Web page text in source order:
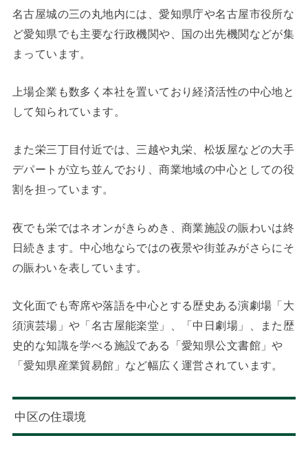
名古屋城の三の丸地内には、愛知県庁や名古屋市役所な
ど愛知県でも主要な行政機関や、国の出先機関などが集
まっています。
上場企業も数多く本社を置いており経済活性の中心地と
して知られています。
また栄三丁目付近では、三越や丸栄、松坂屋などの大手
デパートが立ち並んでおり、商業地域の中心としての役
割を担っています。
夜でも栄ではネオンがきらめき、商業施設の賑わいは終
日続きます。中心地ならではの夜景や街並みがさらにそ
の賑わいを表しています。
文化面でも寄席や落語を中心とする歴史ある演劇場「大
須演芸場」や「名古屋能楽堂」、「中日劇場」、また歴
史的な知識を学べる施設である「愛知県公文書館」や
「愛知県産業貿易館」など幅広く運営されています。
中区の住環境